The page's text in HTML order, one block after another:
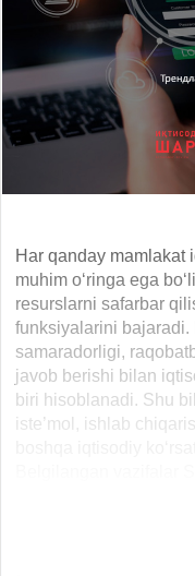
Har qanday mamlakat
muhim o‘ringa ega
resurslarni safarbar
funksiyalarini
samaradorligi,
javob berishi bilan
biri hisoblanadi. Shu
iste’mol, ishlab